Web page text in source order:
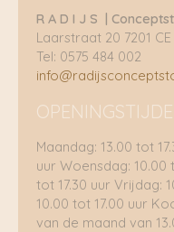
R A D I J S |
Laarstraat 20 7201
Tel: 0575 484 002
Maandag: 13.00 tot
uur Woensdag: 10.00
tot 17.30 uur Vrijdag:
10.00 tot 17.00 uur
van de maand van